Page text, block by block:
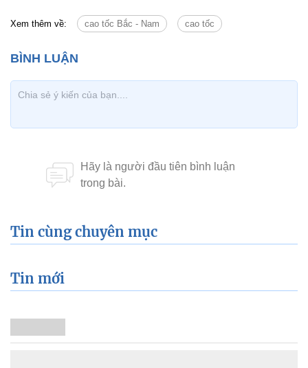
Xem thêm về: cao tốc Bắc - Nam cao tốc
Tin cùng chuyên mục
Tin mới